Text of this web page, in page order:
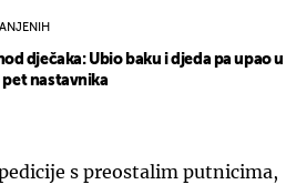
dječaka: Ubio baku i djeda pa upao u
nastavnika
s preostalim putnicima,